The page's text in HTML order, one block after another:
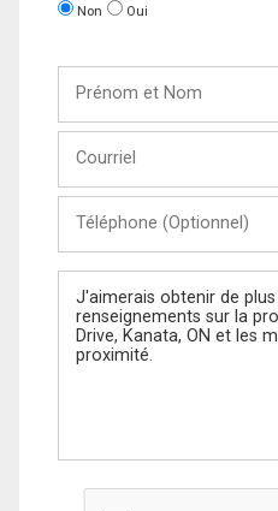
Non Oui
Nom
(Optionnel)
Message